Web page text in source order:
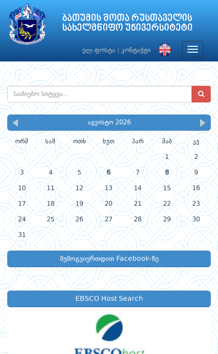
ბათუმის შოთა რუსთაველის
სახელმწიფო უნივერსიტეტი
ელ.ფოსტა კონტაქტი
Toggle
აგვისტო 2026
ორშ სამ ოთხ ხუთ პარ შაბ კვ
1 2
3 4 5 6 7 8 9
10 11 12 13 14 15 16
17 18 19 20 21 22 23
24 25 26 27 28 29 30
31
შემოგვიერთდით Facebook-ზე
EBSCO Host Search